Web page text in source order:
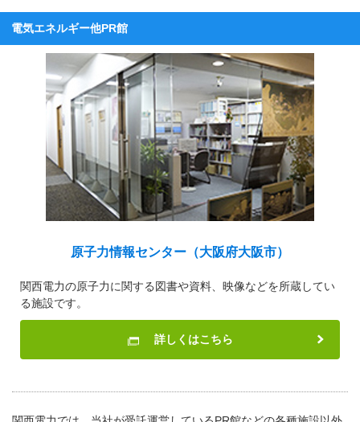
電気エネルギー他PR館
原子力情報センター（大阪府大阪市）
関西電力の原子力に関する図書や資料、映像などを所蔵してい
る施設です。
詳しくはこちら